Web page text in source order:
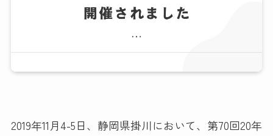
2019年11月4-5日、静岡県掛川において、第70回20年